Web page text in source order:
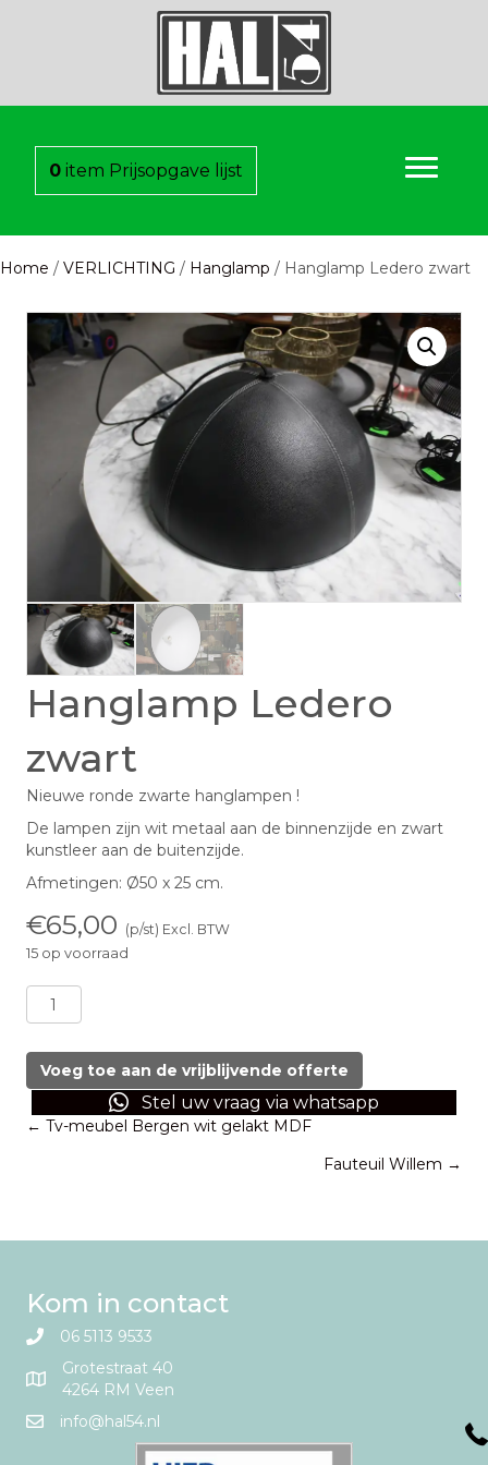
0 item Prijsopgave lijst
Home / VERLICHTING / Hanglamp / Hanglamp Ledero zwart
Hanglamp Ledero
zwart
Nieuwe ronde zwarte hanglampen !
De lampen zijn wit metaal aan de binnenzijde en zwart
kunstleer aan de buitenzijde.
Afmetingen: Ø50 x 25 cm.
€65,00 (p/st) Excl. BTW
15 op voorraad
Hanglamp
Ledero
aantal
Voeg toe aan de vrijblijvende offerte
Stel uw vraag via whatsapp
Posts
← Tv-meubel Bergen wit gelakt MDF
Fauteuil Willem →
Kom in contact
06 5113 9533
Grotestraat 40
4264 RM Veen
info@hal54.nl